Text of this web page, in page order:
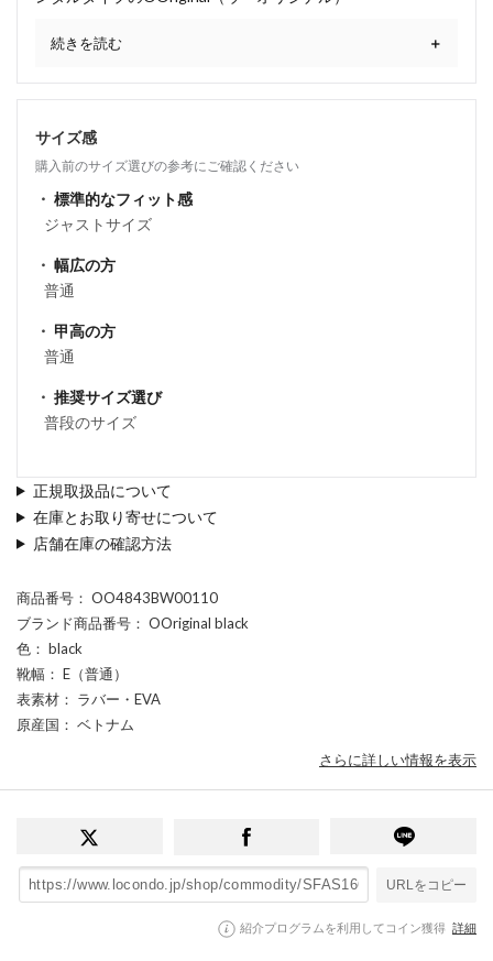
続きを読む
サイズ感
購入前のサイズ選びの参考にご確認ください
標準的なフィット感
ジャストサイズ
幅広の方
普通
甲高の方
普通
推奨サイズ選び
普段のサイズ
正規取扱品について
在庫とお取り寄せについて
店舗在庫の確認方法
商品番号 ： OO4843BW00110
ブランド商品番号 ： OOriginal black
色 ： black
靴幅 ： E（普通）
表素材 ： ラバー・EVA
原産国 ： ベトナム
さらに詳しい情報を表示
URLをコピー
紹介プログラムを利用してコイン獲得 詳細